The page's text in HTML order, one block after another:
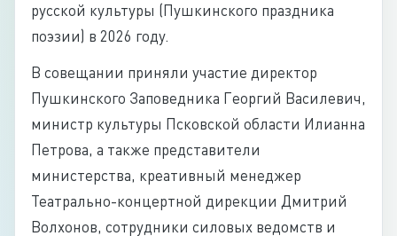
русской культуры (Пушкинского праздника
поэзии) в 2026 году.
В совещании приняли участие директор
Пушкинского Заповедника Георгий Василевич,
министр культуры Псковской области Илианна
Петрова, а также представители
министерства, креативный менеджер
Театрально-концертной дирекции Дмитрий
Волхонов, сотрудники силовых ведомств и